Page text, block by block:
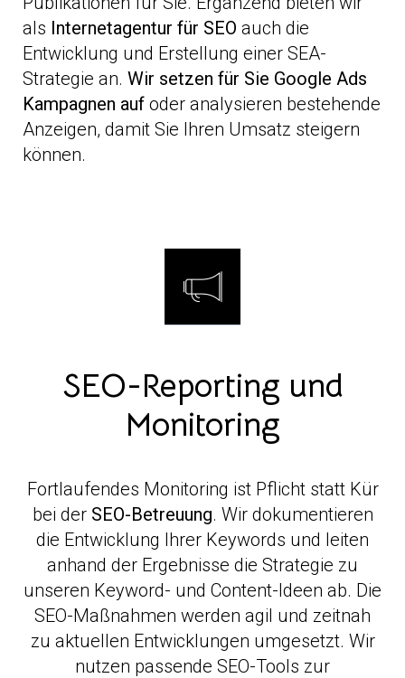
als Internetagentur für SEO auch die
Entwicklung und Erstellung einer SEA-
Strategie an. Wir setzen für Sie Google Ads
Kampagnen auf oder analysieren bestehende
Anzeigen, damit Sie Ihren Umsatz steigern
können.
SEO-Reporting und
Monitoring
Fortlaufendes Monitoring ist Pflicht statt Kür
bei der SEO-Betreuung. Wir dokumentieren
die Entwicklung Ihrer Keywords und leiten
anhand der Ergebnisse die Strategie zu
unseren Keyword- und Content-Ideen ab. Die
SEO-Maßnahmen werden agil und zeitnah
zu aktuellen Entwicklungen umgesetzt. Wir
nutzen passende SEO-Tools zur